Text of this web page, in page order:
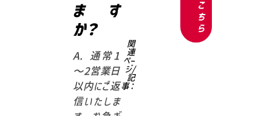
ます
か？
A. 通常1
～2営業日
以内にご返
信いたしま
関
連
ペー
ジ/
記
事：
こ
ち
ら